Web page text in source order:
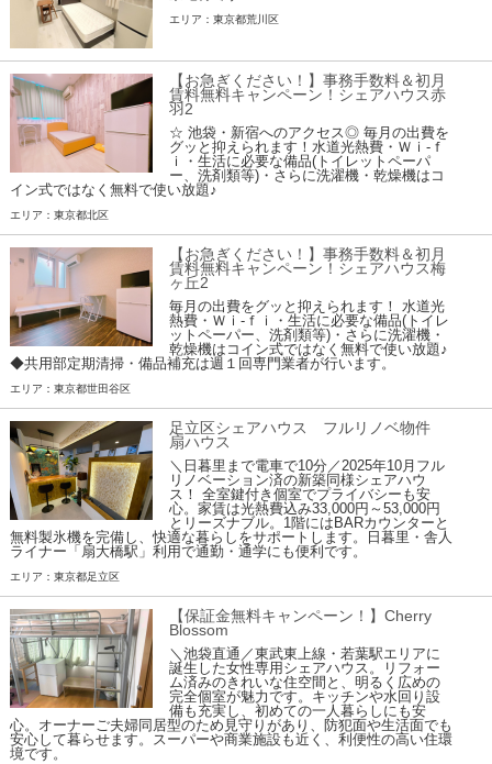
エリア：東京都荒川区
【お急ぎください！】事務手数料＆初月
賃料無料キャンペーン！シェアハウス赤
羽2
☆ 池袋・新宿へのアクセス◎ 毎月の出費を
グッと抑えられます！水道光熱費・Ｗｉ-ｆ
ｉ・生活に必要な備品(トイレットペーパ
ー、洗剤類等)・さらに洗濯機・乾燥機はコ
イン式ではなく無料で使い放題♪
エリア：東京都北区
【お急ぎください！】事務手数料＆初月
賃料無料キャンペーン！シェアハウス梅
ヶ丘2
毎月の出費をグッと抑えられます！ 水道光
熱費・Ｗｉ-ｆｉ・生活に必要な備品(トイレ
ットペーパー、洗剤類等)・さらに洗濯機・
乾燥機はコイン式ではなく無料で使い放題♪
◆共用部定期清掃・備品補充は週１回専門業者が行います。
エリア：東京都世田谷区
足立区シェアハウス フルリノベ物件
扇ハウス
＼日暮里まで電車で10分／2025年10月フル
リノベーション済の新築同様シェアハウ
ス！ 全室鍵付き個室でプライバシーも安
心。家賃は光熱費込み33,000円～53,000円
とリーズナブル。1階にはBARカウンターと
無料製氷機を完備し、快適な暮らしをサポートします。日暮里・舎人
ライナー「扇大橋駅」利用で通勤・通学にも便利です。
エリア：東京都足立区
【保証金無料キャンペーン！】Cherry
Blossom
＼池袋直通／東武東上線・若葉駅エリアに
誕生した女性専用シェアハウス。リフォー
ム済みのきれいな住空間と、明るく広めの
完全個室が魅力です。キッチンや水回り設
備も充実し、初めての一人暮らしにも安
心。オーナーご夫婦同居型のため見守りがあり、防犯面や生活面でも
安心して暮らせます。スーパーや商業施設も近く、利便性の高い住環
境です。